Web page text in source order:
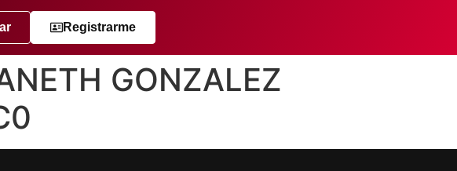
Registrarme
GONZALEZ